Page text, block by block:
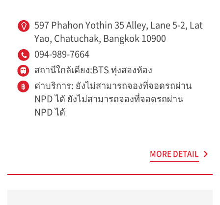
597 Phahon Yothin 35 Alley, Lane 5-2, Lat
Yao, Chatuchak, Bangkok 10900
094-989-7664
สถานีใกล้เคียง:BTS ทุ่งสองห้อง
ค่าบริการ: ยังไม่สามารถจองที่จอดรถผ่าน
NPD ได้ ยังไม่สามารถจองที่จอดรถผ่าน
NPD ได้
MORE DETAIL